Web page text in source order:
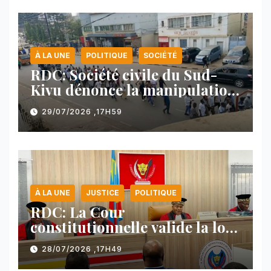
À LA UNE POLITIQUE SOCIÉTÉ
RDC: Société civile du Sud-
Kivu dénonce la manipulation
des manifestations par
l’AFC/M23
29/07/2026 ,17H59
À LA UNE JUSTICE POLITIQUE
RDC: La Cour
constitutionnelle valide la loi
référendaire sous réserves de
plusieurs dispositions
28/07/2026 ,17H49